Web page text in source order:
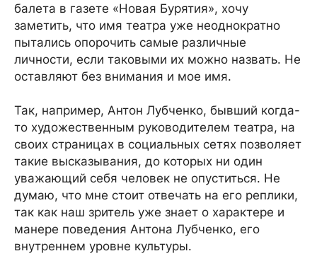
балета в газете «Новая Бурятия», хочу
заметить, что имя театра уже неоднократно
пытались опорочить самые различные
личности, если таковыми их можно назвать. Не
оставляют без внимания и мое имя.
Так, например, Антон Лубченко, бывший когда-
то художественным руководителем театра, на
своих страницах в социальных сетях позволяет
такие высказывания, до которых ни один
уважающий себя человек не опуститься. Не
думаю, что мне стоит отвечать на его реплики,
так как наш зритель уже знает о характере и
манере поведения Антона Лубченко, его
внутреннем уровне культуры.